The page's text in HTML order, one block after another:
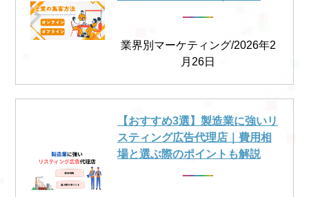
業界別マーケティング/2026年2
月26日
【おすすめ3選】製造業に強いリ
スティング広告代理店｜費用相
場と選ぶ際のポイントも解説